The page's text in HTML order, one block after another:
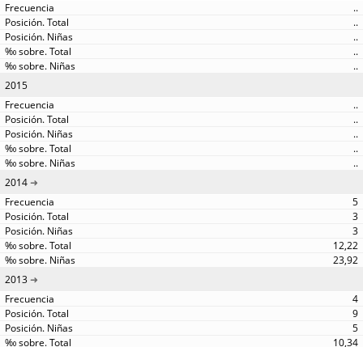
..
..
..
..
..
2015
..
..
..
..
..
2014
5
3
3
12,22
23,92
2013
4
9
5
10,34